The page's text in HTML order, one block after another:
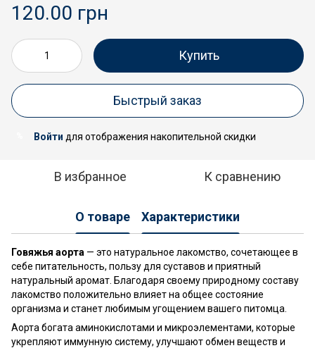
120.00 грн
Купить
Быстрый заказ
Войти для отображения накопительной скидки
В избранное К сравнению
О товаре Характеристики
Говяжья аорта — это натуральное лакомство, сочетающее в
себе питательность, пользу для суставов и приятный
натуральный аромат. Благодаря своему природному составу
лакомство положительно влияет на общее состояние
организма и станет любимым угощением вашего питомца.
Аорта богата аминокислотами и микроэлементами, которые
укрепляют иммунную систему, улучшают обмен веществ и